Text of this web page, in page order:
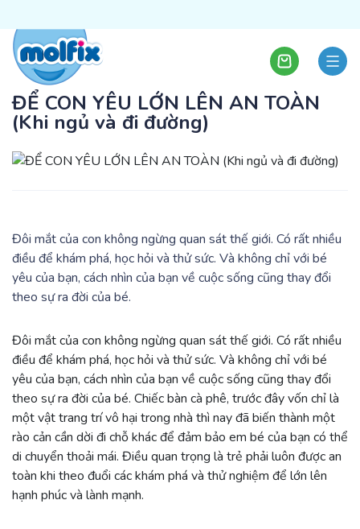
ĐỂ CON YÊU LỚN LÊN AN TOÀN
(Khi ngủ và đi đường)
Đôi mắt của con không ngừng quan sát thế giới. Có rất nhiều
điều để khám phá, học hỏi và thử sức. Và không chỉ với bé
yêu của bạn, cách nhìn của bạn về cuộc sống cũng thay đổi
theo sự ra đời của bé.
Đôi mắt của con không ngừng quan sát thế giới. Có rất nhiều
điều để khám phá, học hỏi và thử sức. Và không chỉ với bé
yêu của bạn, cách nhìn của bạn về cuộc sống cũng thay đổi
theo sự ra đời của bé. Chiếc bàn cà phê, trước đây vốn chỉ là
một vật trang trí vô hại trong nhà thì nay đã biến thành một
rào cản cần dời đi chỗ khác để đảm bảo em bé của bạn có thể
di chuyển thoải mái. Điều quan trọng là trẻ phải luôn được an
toàn khi theo đuổi các khám phá và thử nghiệm để lớn lên
hạnh phúc và lành mạnh.